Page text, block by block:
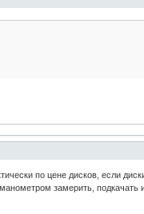
по цене дисков, если
замерить, подкачать